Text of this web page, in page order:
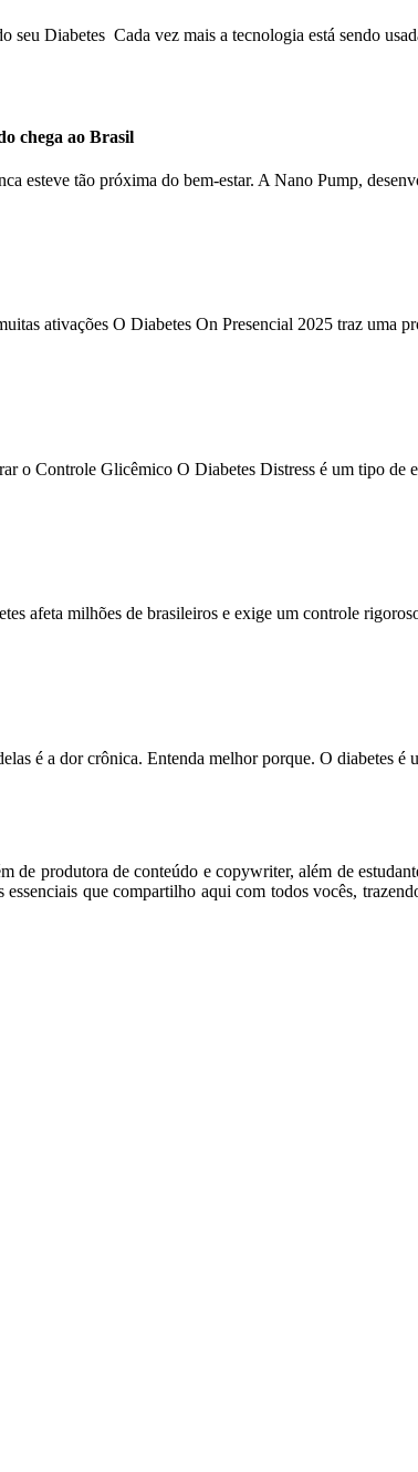
seu Diabetes Cada vez mais a tecnologia está sendo
chega ao Brasil
esteve tão próxima do bem-estar. A Nano Pump,
ativações O Diabetes On Presencial 2025 traz uma
o Controle Glicêmico O Diabetes Distress é um tipo de
afeta milhões de brasileiros e exige um controle
é a dor crônica. Entenda melhor porque. O diabetes
de produtora de conteúdo e copywriter, além de
que compartilho aqui com todos vocês,